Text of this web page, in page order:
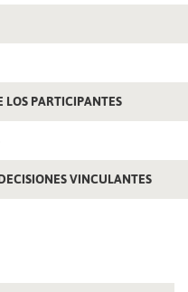
LOS PARTICIPANTES
VINCULANTES